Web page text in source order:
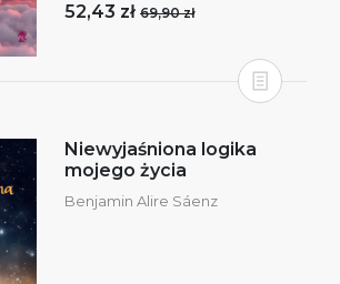
52,43 zł 69,90 zł
Niewyjaśniona logika
mojego życia
Benjamin Alire Sáenz